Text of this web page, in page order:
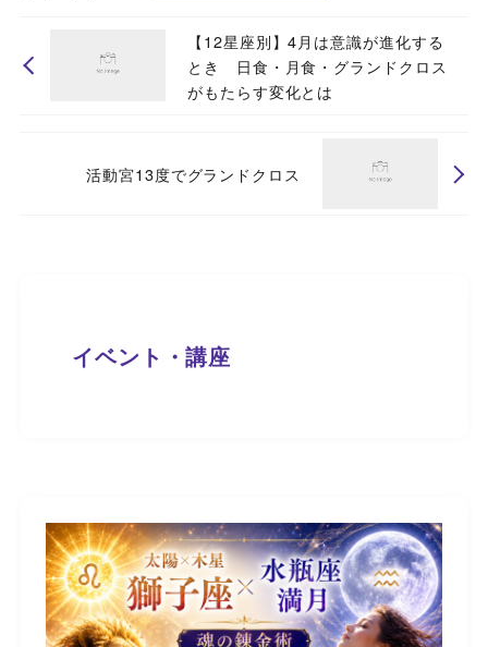
【12星座別】4月は意識が進化する
とき 日食・月食・グランドクロス
がもたらす変化とは
活動宮13度でグランドクロス
イベント・講座